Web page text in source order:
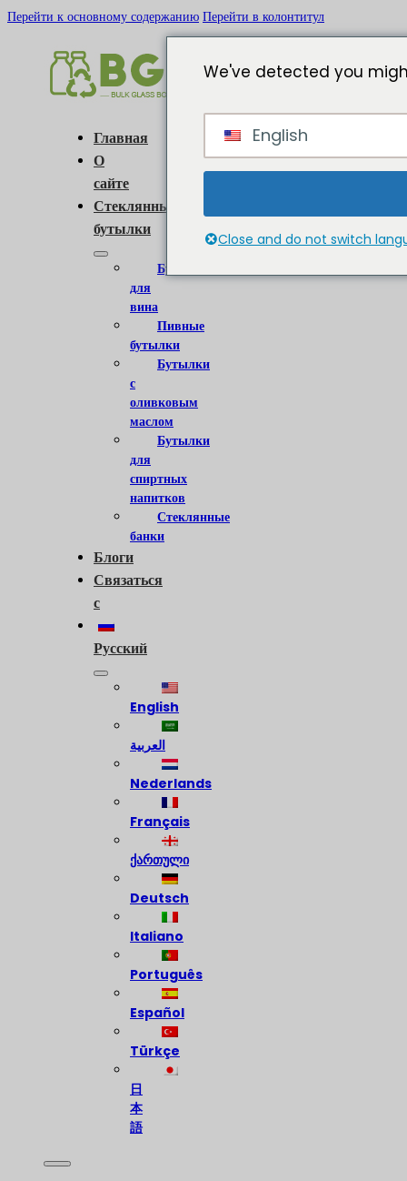
Перейти к основному содержанию Перейти в колонтитул
Главная
О
сайте
Стеклянные
бутылки
Бутылки
для
вина
Пивные
бутылки
Бутылки
с
оливковым
маслом
Бутылки
для
спиртных
напитков
Стеклянные
банки
Блоги
Связаться
с
Русский
English
العربية
Nederlands
Français
ქართული
Deutsch
Italiano
Português
Español
Türkçe
日
本
語
We've detected you
English
Close and do not switch